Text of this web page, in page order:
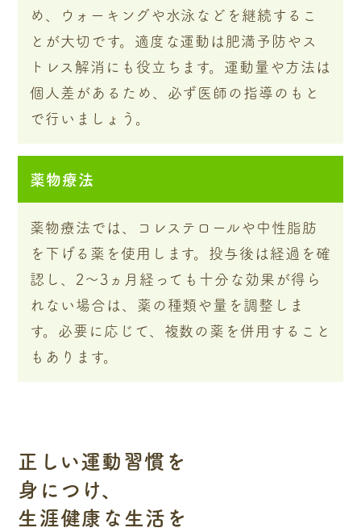
め、ウォーキングや水泳などを継続するこ
とが大切です。適度な運動は肥満予防やス
トレス解消にも役立ちます。運動量や方法は
個人差があるため、必ず医師の指導のもと
で行いましょう。
薬物療法
薬物療法では、コレステロールや中性脂肪
を下げる薬を使用します。投与後は経過を確
認し、2～3ヵ月経っても十分な効果が得ら
れない場合は、薬の種類や量を調整しま
す。必要に応じて、複数の薬を併用すること
もあります。
正しい運動習慣を
身につけ、
生涯健康な生活を